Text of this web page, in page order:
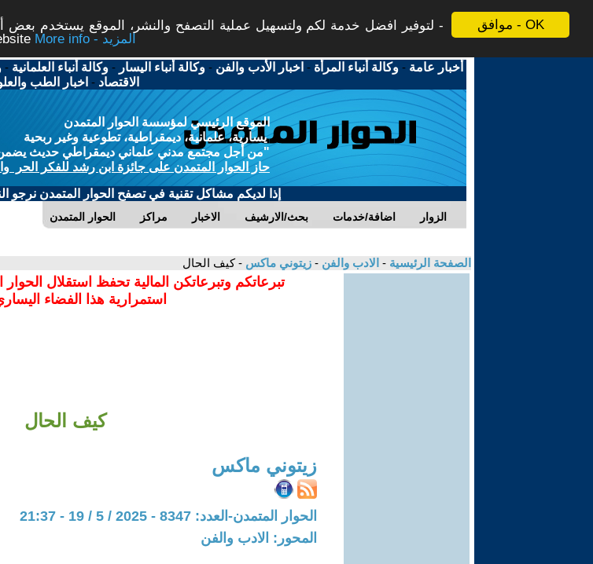
موافق - OK
لتوفير افضل خدمة لكم ولتسهيل عملية التصفح والنشر، الموقع يستخدم بعض
More info - المزيد
أخبار عامة -وكالة أنباء المرأة - اخبار الأدب والفن -وكالة أنباء اليسار -وكالة أنباء العلمانية -
الاقتصاد - اخبار الطب
الموقع الرئيسي لمؤسسة الحوار المتمدن
يسارية، علمانية، ديمقراطية، تطوعية وغير ربحية
"من أجل مجتمع مدني علماني ديمقراطي حديث يضمن
حاز الحوار المتمدن على جائزة ابن رشد للفكر الحر
إذا لديكم مشاكل تقنية في تصفح الحوار المتمدن نرجو
الحوار المتمدن مراكز الاخبار بحث/الارشيف اضافة/خدمات الزوار
الصفحة الرئيسية - الادب والفن - زيتوني ماكس - كيف الحال
تبرعاتكم وتبرعاتكن المالية تحفظ استقلال
استمرارية هذا الفضاء
كيف الحال
زيتوني ماكس
الحوار المتمدن-العدد: 8347 - 2025 / 5 / 19 - 21:37
المحور: الادب والفن